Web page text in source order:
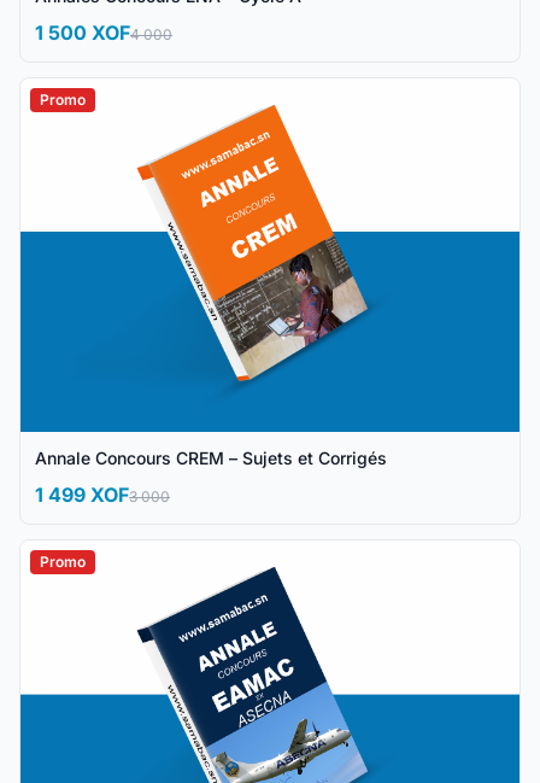
1 500 XOF4 000
Promo
Annale Concours CREM – Sujets et Corrigés
1 499 XOF3 000
Promo